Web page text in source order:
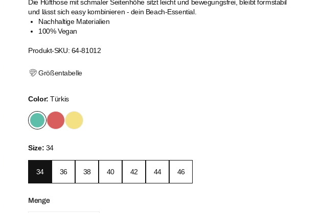
Die Hüfthose mit schmaler Seitenhöhe sitzt leicht und bewegungsfrei, bleibt formstabil
und lässt sich easy kombinieren - dein Beach-Essential.
Nachhaltige Materialien
100% Vegan
Produkt-SKU: 64-81012
Größentabelle
Color: Türkis
Size: 34
34 36 38 40 42 44 46
Menge